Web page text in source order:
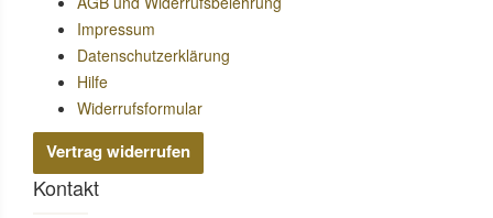
Impressum
Datenschutzerklärung
Hilfe
Widerrufsformular
Vertrag widerrufen
Kontakt